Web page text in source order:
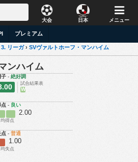
大会 日本 メニュー
プレミアム
3. リーガ› SVヴァルトホーフ・マンハイム
ンハイム
子 - 絶好調
試合結果表
W
点 - 良い
2.00
得点
点 - 普通
1.00
失点